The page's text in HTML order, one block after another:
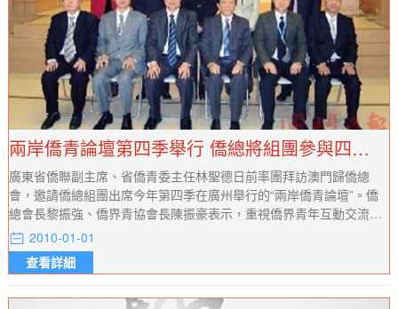
兩岸僑青論壇第四季舉行 僑總將組團參與四地青年交流
廣東省僑聯副主席、省僑青委主任林聖德日前率團拜訪澳門歸僑總
會，邀請僑總組團出席今年第四季在廣州舉行的“兩岸僑青論壇”。僑
總會長黎振強、僑界青協會長陳振豪表示，重視僑界青年互動交流的
難得機會，屆時必組團參與。
2010-01-01
查看詳細